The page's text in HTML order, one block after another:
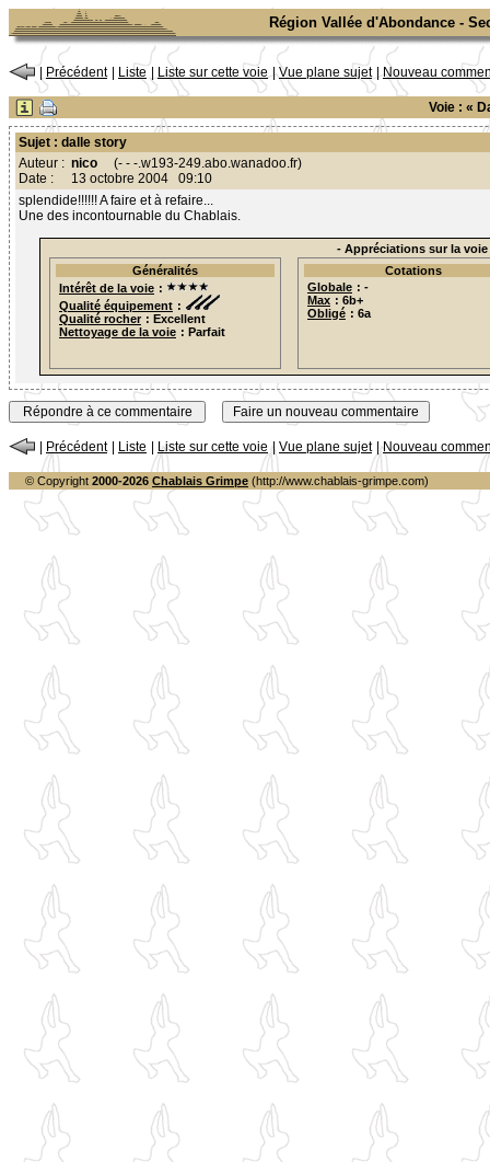
Région Vallée d'Abondance -
Précédent Liste Liste sur cette voie | Vue plane sujet Nouveau
Voie : «
Sujet : dalle story
Auteur : nico (- - -.w193-249.abo.wanadoo.fr)
Date :
13 octobre 2004 09:10
splendide!!!!!! A faire et à refaire...
Une des incontournable du Chablais.
- Appréciations sur la voie
Généralités
Intérêt de la voie :
Qualité équipement :
Qualité rocher : Excellent
Nettoyage de la voie : Parfait
Cotations
Globale : -
Max : 6b+
Obligé : 6a
Précédent Liste Liste sur cette voie | Vue plane sujet Nouveau
© Copyright 2000-2026 Chablais Grimpe (http://www.chablais-grimpe.com)